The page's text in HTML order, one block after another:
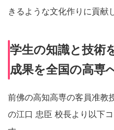
きるような文化作りに貢献
学生の知識と技術
成果を全国の高専
前佛の高知高専の客員准教
の江口 忠臣 校長より以下